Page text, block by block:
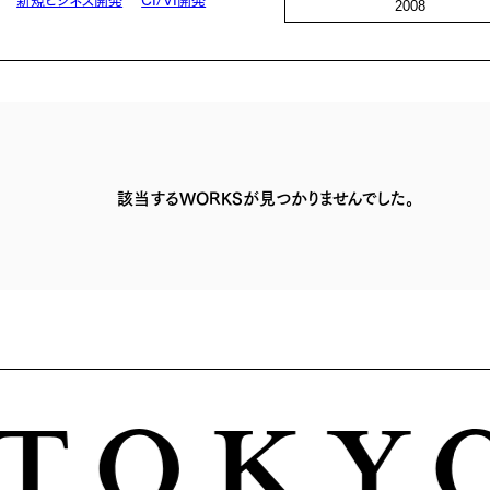
2008
該当するWORKSが見つかりませんでした。